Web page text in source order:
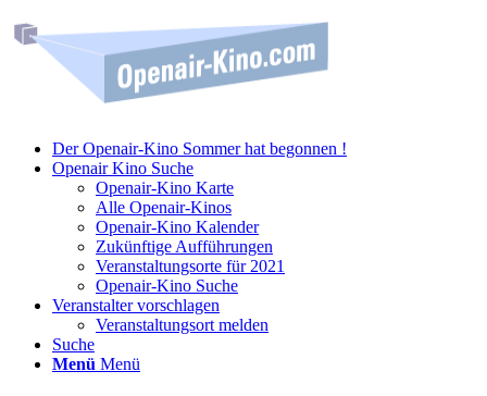
Der Openair-Kino Sommer hat begonnen !
Openair Kino Suche
Openair-Kino Karte
Alle Openair-Kinos
Openair-Kino Kalender
Zukünftige Aufführungen
Veranstaltungsorte für 2021
Openair-Kino Suche
Veranstalter vorschlagen
Veranstaltungsort melden
Suche
Menü Menü